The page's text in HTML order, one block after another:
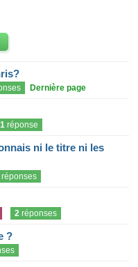
Dernière page
1 réponse
ni le titre ni les
réponses
2 réponses
?